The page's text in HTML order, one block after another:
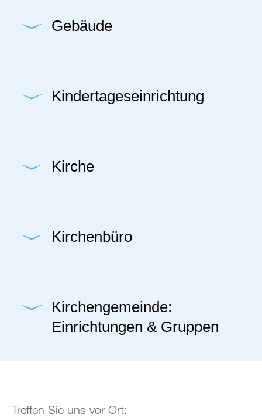
Gebäude
Kindertageseinrichtung
Kirche
Kirchenbüro
Kirchengemeinde:
Einrichtungen & Gruppen
Treffen Sie uns vor Ort: